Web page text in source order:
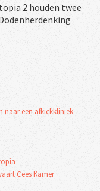
2 houden twee
naar een afkickkliniek
Cees Kamer